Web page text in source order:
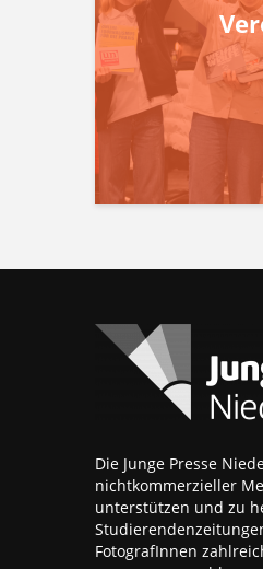
Die Junge Presse
nichtkommerzieller
unterstützen und zu
FotografInnen